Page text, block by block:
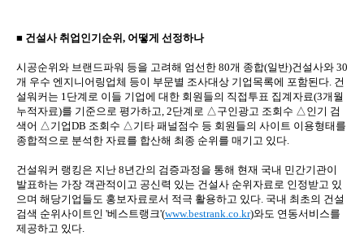
■ 건설사 취업인기순위, 어떻게 선정하나
시공순위와 브랜드파워 등을 고려해 엄선한 80개 종합(일반)건설사와 30
개 우수 엔지니어링업체 등이 부문별 조사대상 기업목록에 포함된다. 건
설워커는 1단계로 이들 기업에 대한 회원들의 직접투표 집계자료(3개월
누적자료)를 기준으로 평가하고, 2단계로 △구인광고 조회수 △인기 검
색어 △기업DB 조회수 △기타 패널점수 등 회원들의 사이트 이용형태를
종합적으로 분석한 자료를 합산해 최종 순위를 매기고 있다.
건설워커 랭킹은 지난 8년간의 검증과정을 통해 현재 국내 민간기관이
발표하는 가장 객관적이고 공신력 있는 건설사 순위자료로 인정받고 있
으며 해당기업들도 홍보자료로서 적극 활용하고 있다. 국내 최초의 건설
검색 순위사이트인 '베스트랭크'(www.bestrank.co.kr)와도 연동서비스를
제공하고 있다.